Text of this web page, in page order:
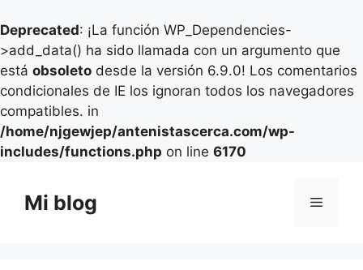
Deprecated: ¡La función WP_Dependencies-
>add_data() ha sido llamada con un argumento que
está obsoleto desde la versión 6.9.0! Los comentarios
condicionales de IE los ignoran todos los navegadores
compatibles. in
/home/njgewjep/antenistascerca.com/wp-
includes/functions.php on line 6170
contenido
Mi blog Menú